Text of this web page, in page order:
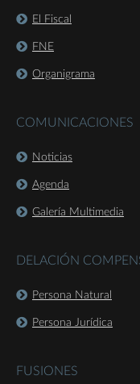
El Fiscal
FNE
Organigrama
COMUNICACIONES
Noticias
Agenda
Galería Multimedia
DELACIÓN
Persona Natural
Persona Jurídica
FUSIONES